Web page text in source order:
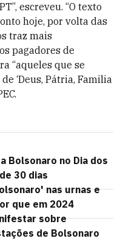
escreveu. “O texto
hoje, por volta das
traz mais
pagadores de
“aqueles que se
‘Deus, Pátria, Familia
Bolsonaro no Dia dos
30 dias
nas urnas e
que em 2024
sobre
de Bolsonaro